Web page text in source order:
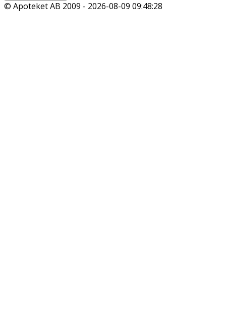
© Apoteket AB 2009 - 2026-08-09 09:48:28